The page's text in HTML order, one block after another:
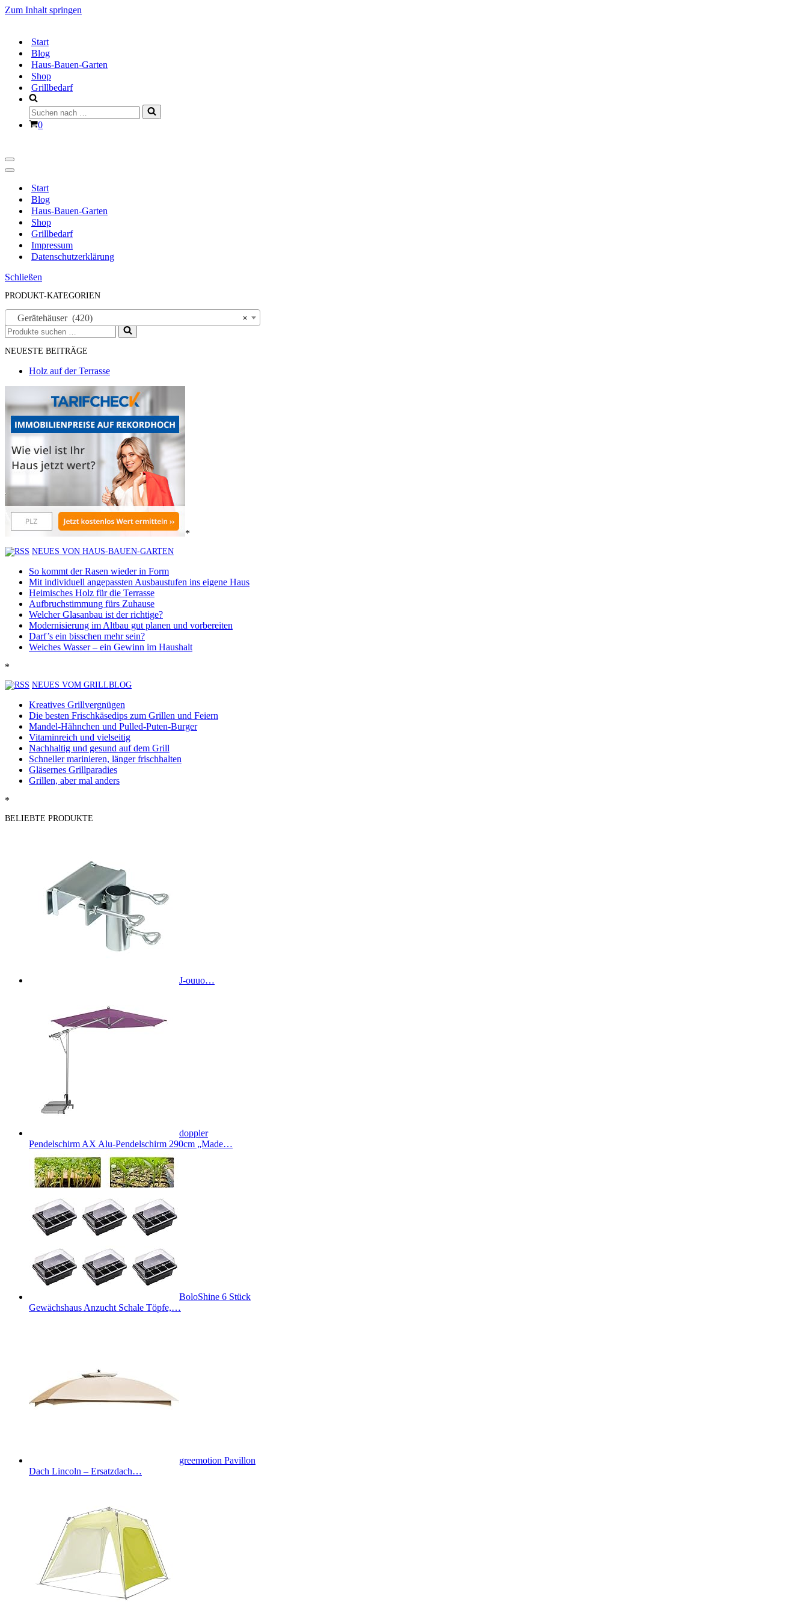
Zum Inhalt springen
Start
Blog
Haus-Bauen-Garten
Shop
Grillbedarf
Suchen
nach …
Warenkorb
0
Navigationsmenü
Navigationsmenü
Start
Blog
Haus-Bauen-Garten
Shop
Grillbedarf
Impressum
Datenschutzerklärung
Schließen
PRODUKT-KATEGORIEN
×
Gerätehäuser (420)
Suchen
nach …
NEUESTE BEITRÄGE
Holz auf der Terrasse
*
NEUES VON HAUS-BAUEN-GARTEN
So kommt der Rasen wieder in Form
Mit individuell angepassten Ausbaustufen ins eigene Haus
Heimisches Holz für die Terrasse
Aufbruchstimmung fürs Zuhause
Welcher Glasanbau ist der richtige?
Modernisierung im Altbau gut planen und vorbereiten
Darf’s ein bisschen mehr sein?
Weiches Wasser – ein Gewinn im Haushalt
*
NEUES VOM GRILLBLOG
Kreatives Grillvergnügen
Die besten Frischkäsedips zum Grillen und Feiern
Mandel-Hähnchen und Pulled-Puten-Burger
Vitaminreich und vielseitig
Nachhaltig und gesund auf dem Grill
Schneller marinieren, länger frischhalten
Gläsernes Grillparadies
Grillen, aber mal anders
*
BELIEBTE PRODUKTE
J-ouuo…
doppler
Pendelschirm AX Alu-Pendelschirm 290cm „Made…
BoloShine 6 Stück
Gewächshaus Anzucht Schale Töpfe,…
greemotion Pavillon
Dach Lincoln – Ersatzdach…